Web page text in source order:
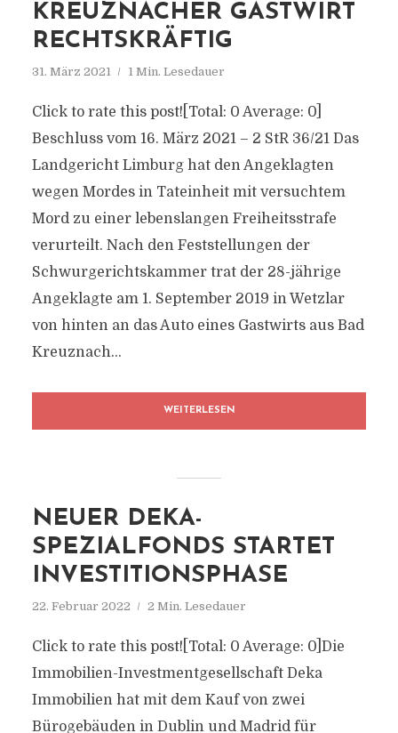
KREUZNACHER GASTWIRT
RECHTSKRÄFTIG
31. März 2021 1 Min. Lesedauer
Click to rate this post![Total: 0 Average: 0]
Beschluss vom 16. März 2021 – 2 StR 36/21 Das
Landgericht Limburg hat den Angeklagten
wegen Mordes in Tateinheit mit versuchtem
Mord zu einer lebenslangen Freiheitsstrafe
verurteilt. Nach den Feststellungen der
Schwurgerichtskammer trat der 28-jährige
Angeklagte am 1. September 2019 in Wetzlar
von hinten an das Auto eines Gastwirts aus Bad
Kreuznach...
WEITERLESEN
NEUER DEKA-
SPEZIALFONDS STARTET
INVESTITIONSPHASE
22. Februar 2022 2 Min. Lesedauer
Click to rate this post![Total: 0 Average: 0]Die
Immobilien-Investmentgesellschaft Deka
Immobilien hat mit dem Kauf von zwei
Bürogebäuden in Dublin und Madrid für